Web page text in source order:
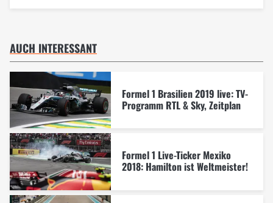
AUCH INTERESSANT
Formel 1 Brasilien 2019 live: TV-
Programm RTL & Sky, Zeitplan
Formel 1 Live-Ticker Mexiko
2018: Hamilton ist Weltmeister!